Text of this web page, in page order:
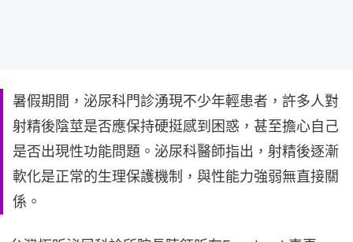
暑假期間，泌尿科門診湧現不少年輕患者，許多人對
射精後陰莖是否應保持硬挺感到困惑，甚至擔心自己
是否出現性功能問題。泌尿科醫師指出，射精後逐漸
軟化是正常的生理保護機制，與性能力強弱無直接關
係。